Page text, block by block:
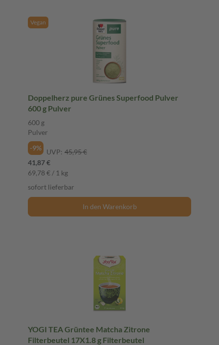
Vegan
Doppelherz pure Grünes Superfood Pulver
600 g Pulver
600 g
Pulver
-9%
UVP: 45,95 €
41,87 €
69,78 € / 1 kg
sofort lieferbar
In den Warenkorb
YOGI TEA Grüntee Matcha Zitrone
Filterbeutel 17X1.8 g Filterbeutel